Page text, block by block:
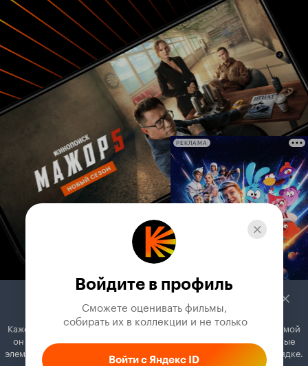
РЕКЛАМА
Войдите в профиль
Сможете оценивать фильмы,
собирать их в коллекции и не только
Войти с Яндекс ID
Кажется, вы используете блокировщик рекламы. Вместе с рекламой
он может отключать постеры, папки с фильмами и другие важные
элементы. Добавьте Кинопоиск в исключения, и всё будет в порядке.